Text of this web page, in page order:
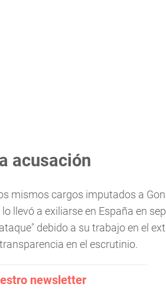
acusación
mismos cargos imputados a
llevó a exiliarse en España en
debido a su trabajo en el
en el escrutinio.
newsletter